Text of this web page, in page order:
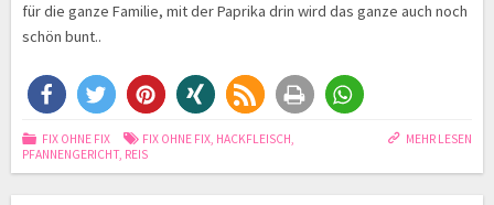
für die ganze Familie, mit der Paprika drin wird das ganze auch noch
schön bunt..
MEHR LESEN
FIX OHNE FIX FIX OHNE FIX, HACKFLEISCH,
PFANNENGERICHT, REIS